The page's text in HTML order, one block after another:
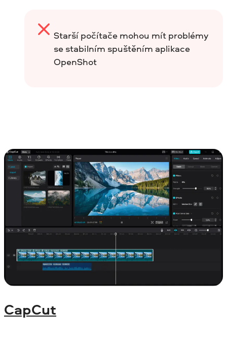
Starší počítače mohou mít problémy
se stabilním spuštěním aplikace
OpenShot
CapCut